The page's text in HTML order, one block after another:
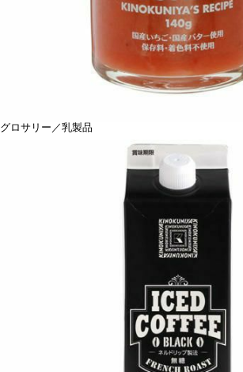
グロサリー／乳製品